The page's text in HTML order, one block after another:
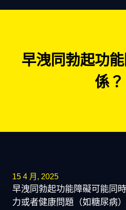
早洩同勃起功
係？
15 4 月, 2025
早洩同勃起功能障礙可能同
力或者健康問題（如糖尿病